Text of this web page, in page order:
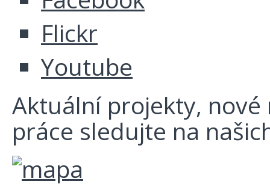
Flickr
Youtube
Aktuální projekty, nové
práce sledujte na